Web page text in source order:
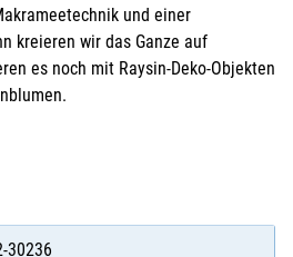
und einer
kreieren wir das Ganze auf
es noch mit Raysin-Deko-Objekten
30236